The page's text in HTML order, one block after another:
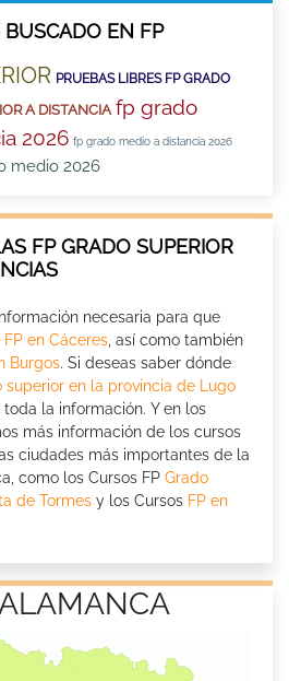
BUSCADO EN FP
PRUEBAS LIBRES FP GRADO
A DISTANCIA fp grado
2026 fp grado medio a distancia 2026
medio 2026
FP GRADO SUPERIOR
necesaria para que
en Cáceres , así como también
Burgos. Si deseas saber dónde
superior en la provincia de Lugo
la información. Y en los
más información de los cursos
ciudades más importantes de la
como los Cursos FP Grado
de Tormes y los Cursos FP en